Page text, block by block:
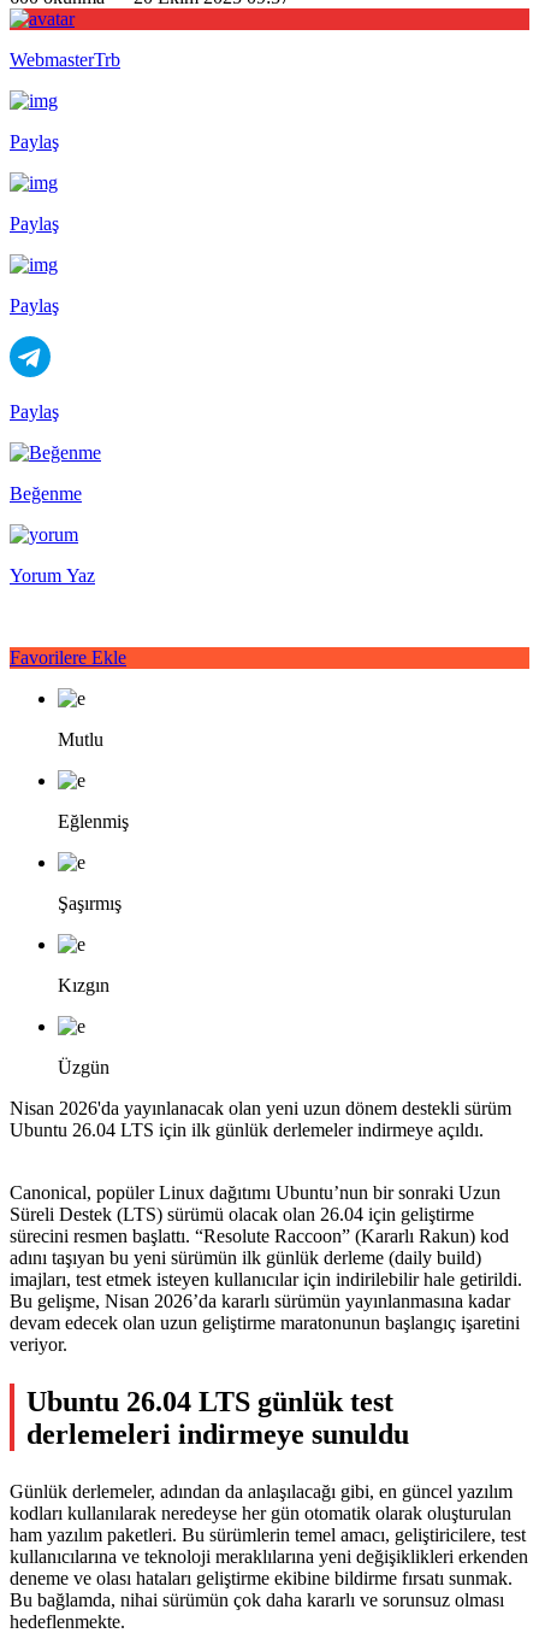
WebmasterTrb
Paylaş
Paylaş
Paylaş
Paylaş
Beğenme
Yorum Yaz
Favorilere Ekle
Mutlu
Eğlenmiş
Şaşırmış
Kızgın
Üzgün
Nisan 2026'da yayınlanacak olan yeni uzun dönem destekli sürüm
Ubuntu 26.04 LTS için ilk günlük derlemeler indirmeye açıldı.
Canonical, popüler Linux dağıtımı Ubuntu’nun bir sonraki Uzun
Süreli Destek (LTS) sürümü olacak olan 26.04 için geliştirme
sürecini resmen başlattı. “Resolute Raccoon” (Kararlı Rakun) kod
adını taşıyan bu yeni sürümün ilk günlük derleme (daily build)
imajları, test etmek isteyen kullanıcılar için indirilebilir hale getirildi.
Bu gelişme, Nisan 2026’da kararlı sürümün yayınlanmasına kadar
devam edecek olan uzun geliştirme maratonunun başlangıç işaretini
veriyor.
Ubuntu 26.04 LTS günlük test
derlemeleri indirmeye sunuldu
Günlük derlemeler, adından da anlaşılacağı gibi, en güncel yazılım
kodları kullanılarak neredeyse her gün otomatik olarak oluşturulan
ham yazılım paketleri. Bu sürümlerin temel amacı, geliştiricilere, test
kullanıcılarına ve teknoloji meraklılarına yeni değişiklikleri erkenden
deneme ve olası hataları geliştirme ekibine bildirme fırsatı sunmak.
Bu bağlamda, nihai sürümün çok daha kararlı ve sorunsuz olması
hedeflenmekte.